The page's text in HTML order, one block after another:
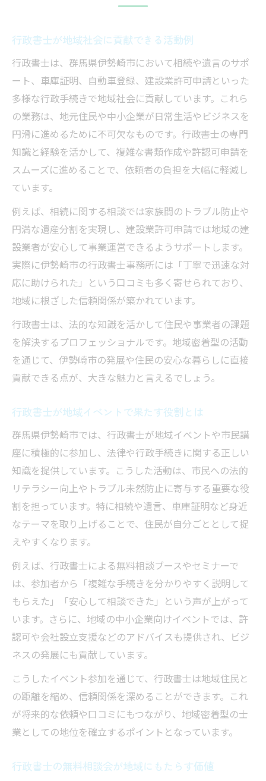
行政書士が地域社会に貢献できる活動例
行政書士は、群馬県伊勢崎市において相続や遺言のサポ
ート、車庫証明、自動車登録、建設業許可申請といった
多様な行政手続きで地域社会に貢献しています。これら
の業務は、地元住民や中小企業が日常生活やビジネスを
円滑に進めるために不可欠なものです。行政書士の専門
知識と経験を活かして、複雑な書類作成や許認可申請を
スムーズに進めることで、依頼者の負担を大幅に軽減し
ています。
例えば、相続に関する相談では家族間のトラブル防止や
円満な遺産分割を実現し、建設業許可申請では地域の建
設業者が安心して事業運営できるようサポートします。
実際に伊勢崎市の行政書士事務所には「丁寧で迅速な対
応に助けられた」という口コミも多く寄せられており、
地域に根ざした信頼関係が築かれています。
行政書士は、法的な知識を活かして住民や事業者の課題
を解決するプロフェッショナルです。地域密着型の活動
を通じて、伊勢崎市の発展や住民の安心な暮らしに直接
貢献できる点が、大きな魅力と言えるでしょう。
行政書士が地域イベントで果たす役割とは
群馬県伊勢崎市では、行政書士が地域イベントや市民講
座に積極的に参加し、法律や行政手続きに関する正しい
知識を提供しています。こうした活動は、市民への法的
リテラシー向上やトラブル未然防止に寄与する重要な役
割を担っています。特に相続や遺言、車庫証明など身近
なテーマを取り上げることで、住民が自分ごととして捉
えやすくなります。
例えば、行政書士による無料相談ブースやセミナーで
は、参加者から「複雑な手続きを分かりやすく説明して
もらえた」「安心して相談できた」という声が上がって
います。さらに、地域の中小企業向けイベントでは、許
認可や会社設立支援などのアドバイスも提供され、ビジ
ネスの発展にも貢献しています。
こうしたイベント参加を通じて、行政書士は地域住民と
の距離を縮め、信頼関係を深めることができます。これ
が将来的な依頼や口コミにもつながり、地域密着型の士
業としての地位を確立するポイントとなっています。
行政書士の無料相談会が地域にもたらす価値